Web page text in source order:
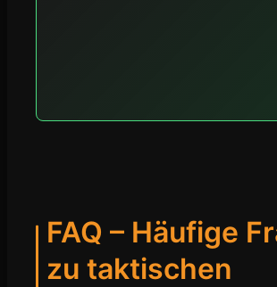
FAQ – Häufige
zu taktischen